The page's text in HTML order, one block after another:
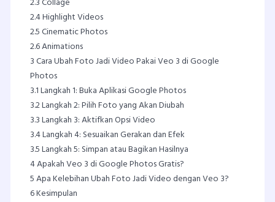
2.3Collage
2.4Highlight Videos
2.5Cinematic Photos
2.6Animations
3Cara Ubah Foto Jadi Video Pakai Veo 3 di Google
Photos
3.1Langkah 1: Buka Aplikasi Google Photos
3.2Langkah 2: Pilih Foto yang Akan Diubah
3.3Langkah 3: Aktifkan Opsi Video
3.4Langkah 4: Sesuaikan Gerakan dan Efek
3.5Langkah 5: Simpan atau Bagikan Hasilnya
4Apakah Veo 3 di Google Photos Gratis?
5Apa Kelebihan Ubah Foto Jadi Video dengan Veo 3?
6Kesimpulan